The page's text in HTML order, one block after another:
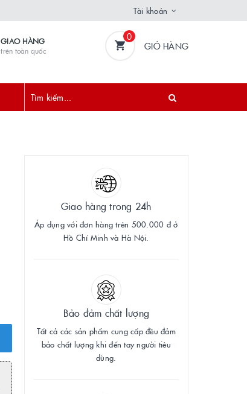
Tài khoản
GIAO HÀNG
trên toàn quốc
0
GIỎ HÀNG
Giao hàng trong 24h
Áp dụng với đơn hàng trên 500.000 đ ở
Hồ Chí Minh và Hà Nội.
Bảo đảm chất lượng
Tất cả các sản phẩm cung cấp đều đảm
bảo chất lượng khi đến tay người tiêu
dùng.